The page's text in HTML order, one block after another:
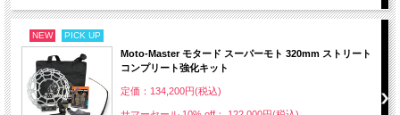
NEW PICK UP
Moto-Master モタード スーパーモト 320mm ストリート
コンプリート強化キット
定価：134,200円(税込)